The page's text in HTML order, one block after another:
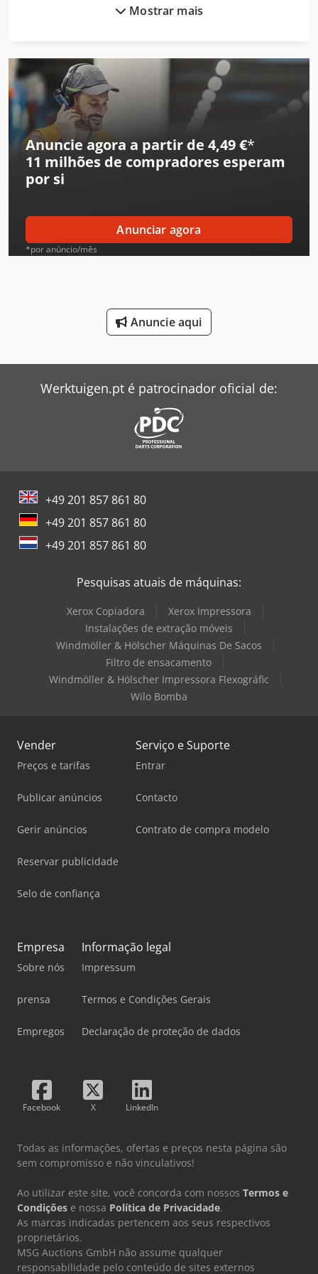
Gea Decantador
Gea Mixer
Hp Impressora
Hp Impressora 3D
Ingersoll Rand Compressor
Jungheinrich Empilhadeira
Leif & Lorentz Máquinas De Escovar
Linde Reachstacker
Mitsubishi Ar Condicionado
Pfaff Máquina De Costura
Renault Tipper
Siemens Motor Elétrico
Toyota Empilhadeira
Windmöller & Hölscher Máquinas De Sacos
Mostrar mais
Anuncie agora a partir de 4,49 €*
11 milhões de compradores esperam
por si
Anunciar agora
*por anúncio/mês
Anuncie aqui
Werktuigen.pt é patrocinador oficial de:
+49 201 857 861 80
+49 201 857 861 80
+49 201 857 861 80
Pesquisas atuais de máquinas:
Xerox Copiadora
Xerox Impressora
Instalações de extração móveis
Windmöller & Hölscher Máquinas De Sacos
Filtro de ensacamento
Windmöller & Hölscher Impressora Flexográfic
Wilo Bomba
Vender
Preços e tarifas
Publicar anúncios
Gerir anúncios
Reservar publicidade
Selo de confiança
Serviço e Suporte
Entrar
Contacto
Contrato de compra modelo
Empresa
Sobre nós
prensa
Empregos
Informação legal
Impressum
Termos e Condições Gerais
Declaração de proteção de dados
Facebook X LinkedIn
Todas as informações, ofertas e preços nesta página são
sem compromisso e não vinculativos!
Ao utilizar este site, você concorda com nossos Termos e
Condições e nossa Política de Privacidade.
As marcas indicadas pertencem aos seus respectivos
proprietários.
MSG Auctions GmbH não assume qualquer
responsabilidade pelo conteúdo de sites externos